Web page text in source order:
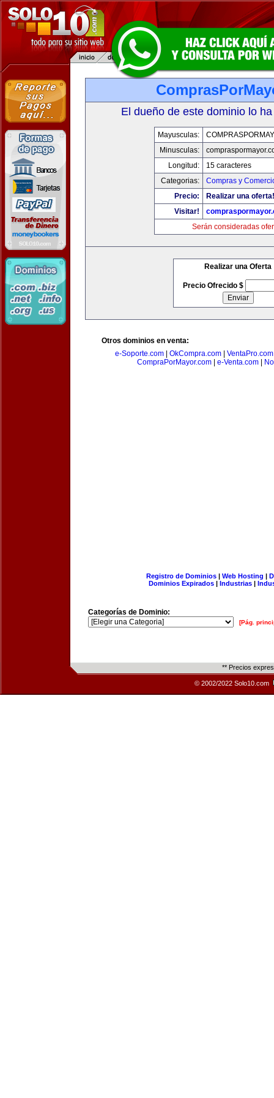
El dueño de este dominio lo
Mayusculas:
Minusculas:
Longitud:
15 caracteres
Categorias:
Compras y
Precio:
Realizar una oferta!
Visitar!
Serán consideradas
Realizar una Oferta
Precio Ofrecido $
Otros dominios en venta:
e-Soporte.com
OkCompra.com VentaPro.com
CompraPorMayor.com| e-Venta.com|
Registro de Dominios| Web Hosting |
Dominios Expirados | Industrias |
Categorías de Dominio:
[Pág.
** Precios
© 2002/2022 Solo10.com